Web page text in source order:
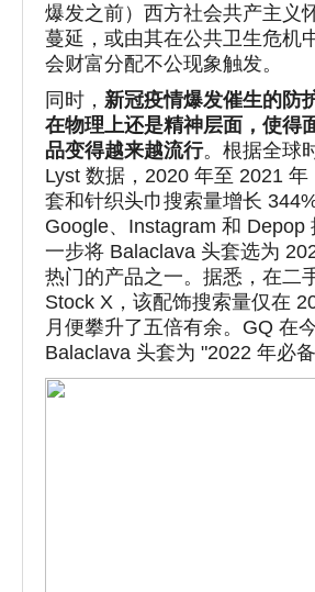
爆发之前）西方社会共产主义
蔓延，或由其在公共卫生危机
会财富分配不公现象触发。
同时， 新冠疫情爆发催生的
在物理上还是精神层面，使得
品变得越来越流行。根据全球
Lyst 数据，2020 年至 2021
套和针织头巾搜索量增长
Google、Instagram 和 Depop
一步将 Balaclava 头套选为
热门的产品之一。据悉，在二
Stock X，该配饰搜索量仅在
月便攀升了五倍有余。GQ 在
Balaclava 头套为 "2022 年必备